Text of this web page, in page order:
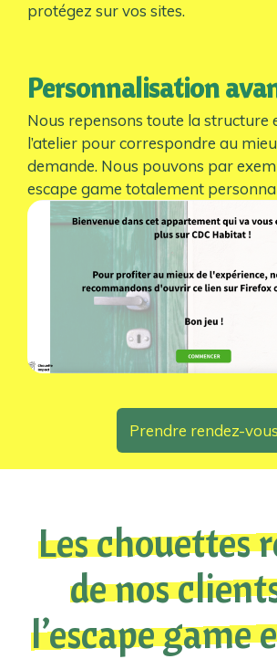
protégez sur vos sites.
Personnalisation
Nous repensons toute la structure
l’atelier pour correspondre au
demande. Nous pouvons par
escape game totalement
Prendre rendez-vous
Les chouettes
de nos
l’escape game